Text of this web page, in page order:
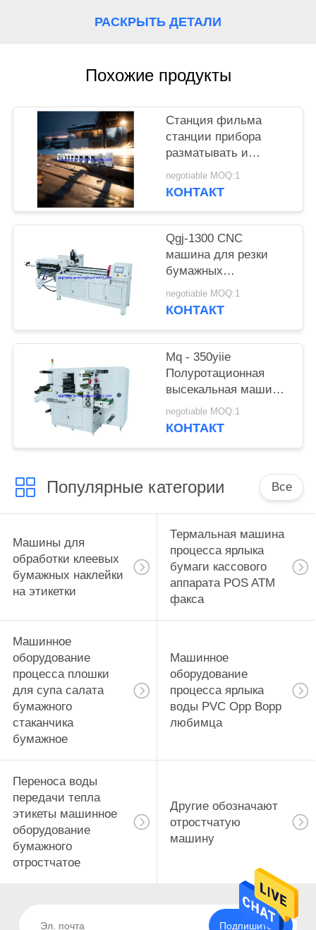
РАСКРЫТЬ ДЕТАЛИ
Похожие продукты
Станция фильма
станции прибора
разматывать и
перематывать
машины прессы flexo
прокатывая
negotiable MOQ:1
КОНТАКТ
Qgj-1300 CNC
машина для резки
бумажных
пластиковых труб
negotiable MOQ:1
КОНТАКТ
Mq - 350yiie
Полуротационная
высекальная машина
с продольной резкой
negotiable MOQ:1
КОНТАКТ
Популярные категории Все
Машины для
обработки клеевых
бумажных наклейки
на этикетки
Термальная машина
процесса ярлыка
бумаги кассового
аппарата POS ATM
факса
Машинное
оборудование
процесса плошки
для супа салата
бумажного
стаканчика
бумажное
Машинное
оборудование
процесса ярлыка
воды PVC Opp Bopp
любимца
Переноса воды
передачи тепла
этикеты машинное
оборудование
бумажного
отростчатое
Другие обозначают
отростчатую
машину
Подпишитесь